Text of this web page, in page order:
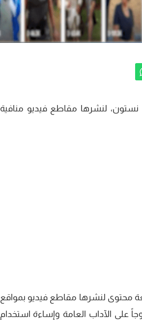
نستون، لنشرها مقاطع فيديو منافية
محتوى لنشرها مقاطع فيديو بمواقع
على الآداب العامة وإساءة استخدام